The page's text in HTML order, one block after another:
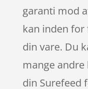
garanti mod
kan inden
din vare. Du
mange
din Surefeed